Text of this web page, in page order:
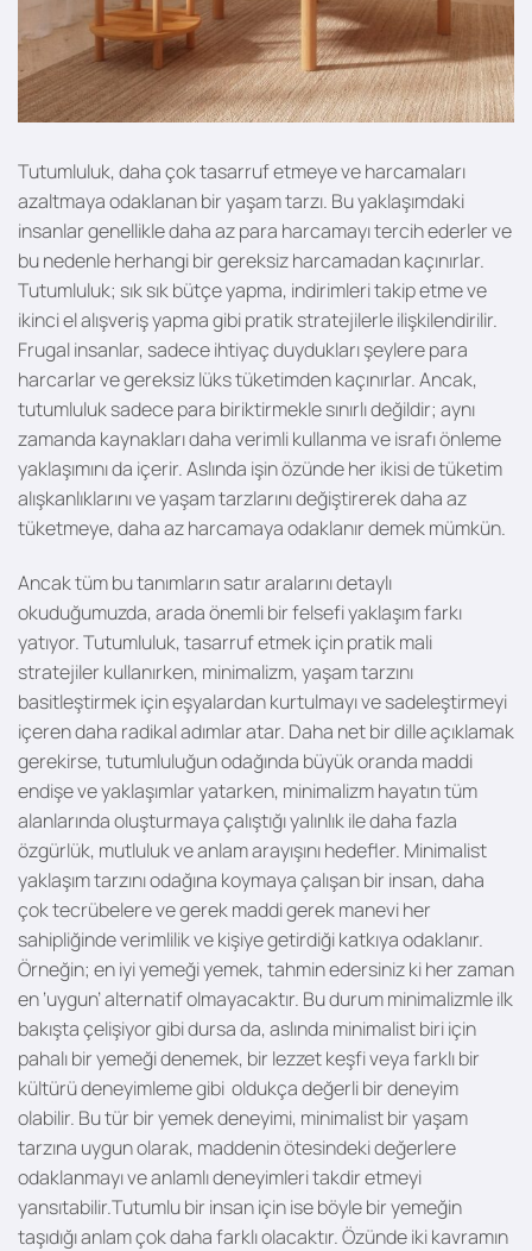
Tutumluluk, daha çok tasarruf etmeye ve harcamaları
azaltmaya odaklanan bir yaşam tarzı. Bu yaklaşımdaki
insanlar genellikle daha az para harcamayı tercih ederler ve
bu nedenle herhangi bir gereksiz harcamadan kaçınırlar.
Tutumluluk; sık sık bütçe yapma, indirimleri takip etme ve
ikinci el alışveriş yapma gibi pratik stratejilerle ilişkilendirilir.
Frugal insanlar, sadece ihtiyaç duydukları şeylere para
harcarlar ve gereksiz lüks tüketimden kaçınırlar. Ancak,
tutumluluk sadece para biriktirmekle sınırlı değildir; aynı
zamanda kaynakları daha verimli kullanma ve israfı önleme
yaklaşımını da içerir. Aslında işin özündeher ikisi de tüketim
alışkanlıklarını ve yaşam tarzlarını değiştirerek daha az
tüketmeye, daha az harcamaya odaklanır demek mümkün.
Ancak tüm bu tanımların satır aralarını detaylı
okuduğumuzda, arada önemli bir felsefi yaklaşım farkı
yatıyor. Tutumluluk, tasarruf etmek için pratik mali
stratejiler kullanırken, minimalizm, yaşam tarzını
basitleştirmek için eşyalardan kurtulmayı ve sadeleştirmeyi
içeren daha radikal adımlar atar. Daha net bir dille açıklamak
gerekirse, tutumluluğun odağında büyük oranda maddi
endişe ve yaklaşımlar yatarken, minimalizm hayatın tüm
alanlarında oluşturmaya çalıştığı yalınlık ile daha fazla
özgürlük, mutluluk ve anlam arayışını hedefler. Minimalist
yaklaşım tarzını odağına koymaya çalışan bir insan, daha
çok tecrübelere ve gerek maddi gerek manevi her
sahipliğinde verimlilik ve kişiye getirdiği katkıya odaklanır.
Örneğin; en iyi yemeği yemek, tahmin edersiniz ki her zaman
en ‘uygun’ alternatif olmayacaktır. Bu durum minimalizmle ilk
bakışta çelişiyor gibi dursa da, aslında minimalist biri için
pahalı bir yemeği denemek, bir lezzet keşfi veya farklı bir
kültürü deneyimleme gibi oldukça değerli bir deneyim
olabilir. Bu tür bir yemek deneyimi, minimalist bir yaşam
tarzına uygun olarak, maddenin ötesindeki değerlere
odaklanmayı ve anlamlı deneyimleri takdir etmeyi
yansıtabilir.Tutumlu bir insan için ise böyle bir yemeğin
taşıdığı anlam çok daha farklı olacaktır. Özünde iki kavramın